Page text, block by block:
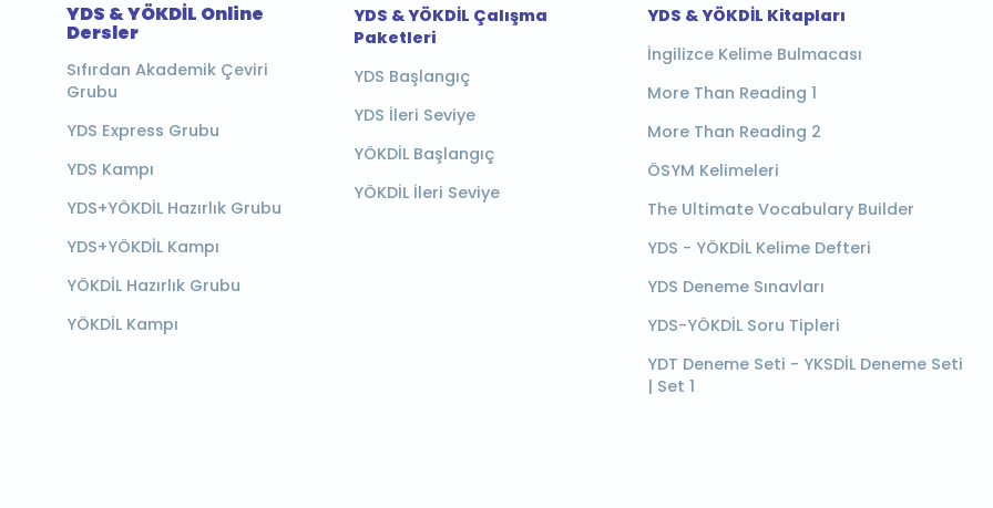
YDS & YÖKDİL Online
Dersler
Sıfırdan Akademik Çeviri
Grubu
YDS Express Grubu
YDS Kampı
YDS+YÖKDİL Hazırlık Grubu
YDS+YÖKDİL Kampı
YÖKDİL Hazırlık Grubu
YÖKDİL Kampı
YDS & YÖKDİL Çalışma
Paketleri
YDS Başlangıç
YDS İleri Seviye
YÖKDİL Başlangıç
YÖKDİL İleri Seviye
YDS & YÖKDİL Kitapları
İngilizce Kelime Bulmacası
More Than Reading 1
More Than Reading 2
ÖSYM Kelimeleri
The Ultimate Vocabulary Builder
YDS - YÖKDİL Kelime Defteri
YDS Deneme Sınavları
YDS-YÖKDİL Soru Tipleri
YDT Deneme Seti - YKSDİL Deneme Seti
| Set 1